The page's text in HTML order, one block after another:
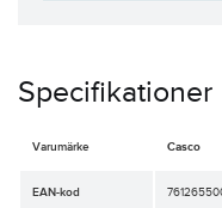
Specifikationer
Varumärke Casco
EAN-kod